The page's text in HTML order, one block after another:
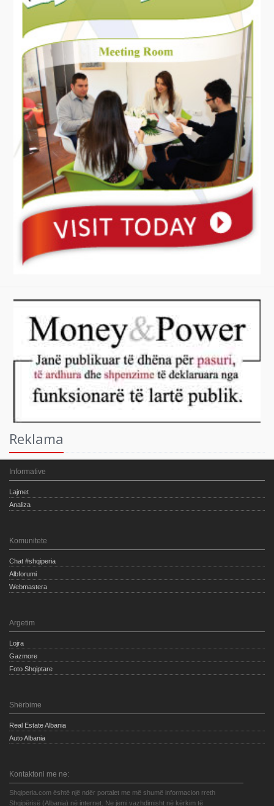
Reklama
Informative
Lajmet
Analiza
Komunitete
Chat #shqiperia
Albforumi
Webmastera
Argetim
Lojra
Gazmore
Foto Shqiptare
Shërbime
Real Estate Albania
Auto Albania
Kontaktoni me ne:
Shqiperia.com është një ndër portalet me më shumë informacion rreth
Shqipërisë (Albania) në internet. Ne jemi vazhdimisht në kërkim të